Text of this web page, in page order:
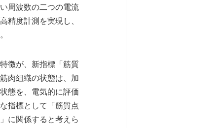
周波数の二つの電流
精度計測を実現し、
徴が、新指標「筋質
肉組織の状態は、加
態を、電気的に評価
指標として「筋質点
に関係すると考えら